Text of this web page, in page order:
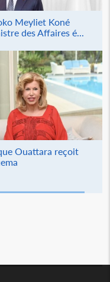
Meyliet Koné
des Affaires é...
Ouattara reçoit